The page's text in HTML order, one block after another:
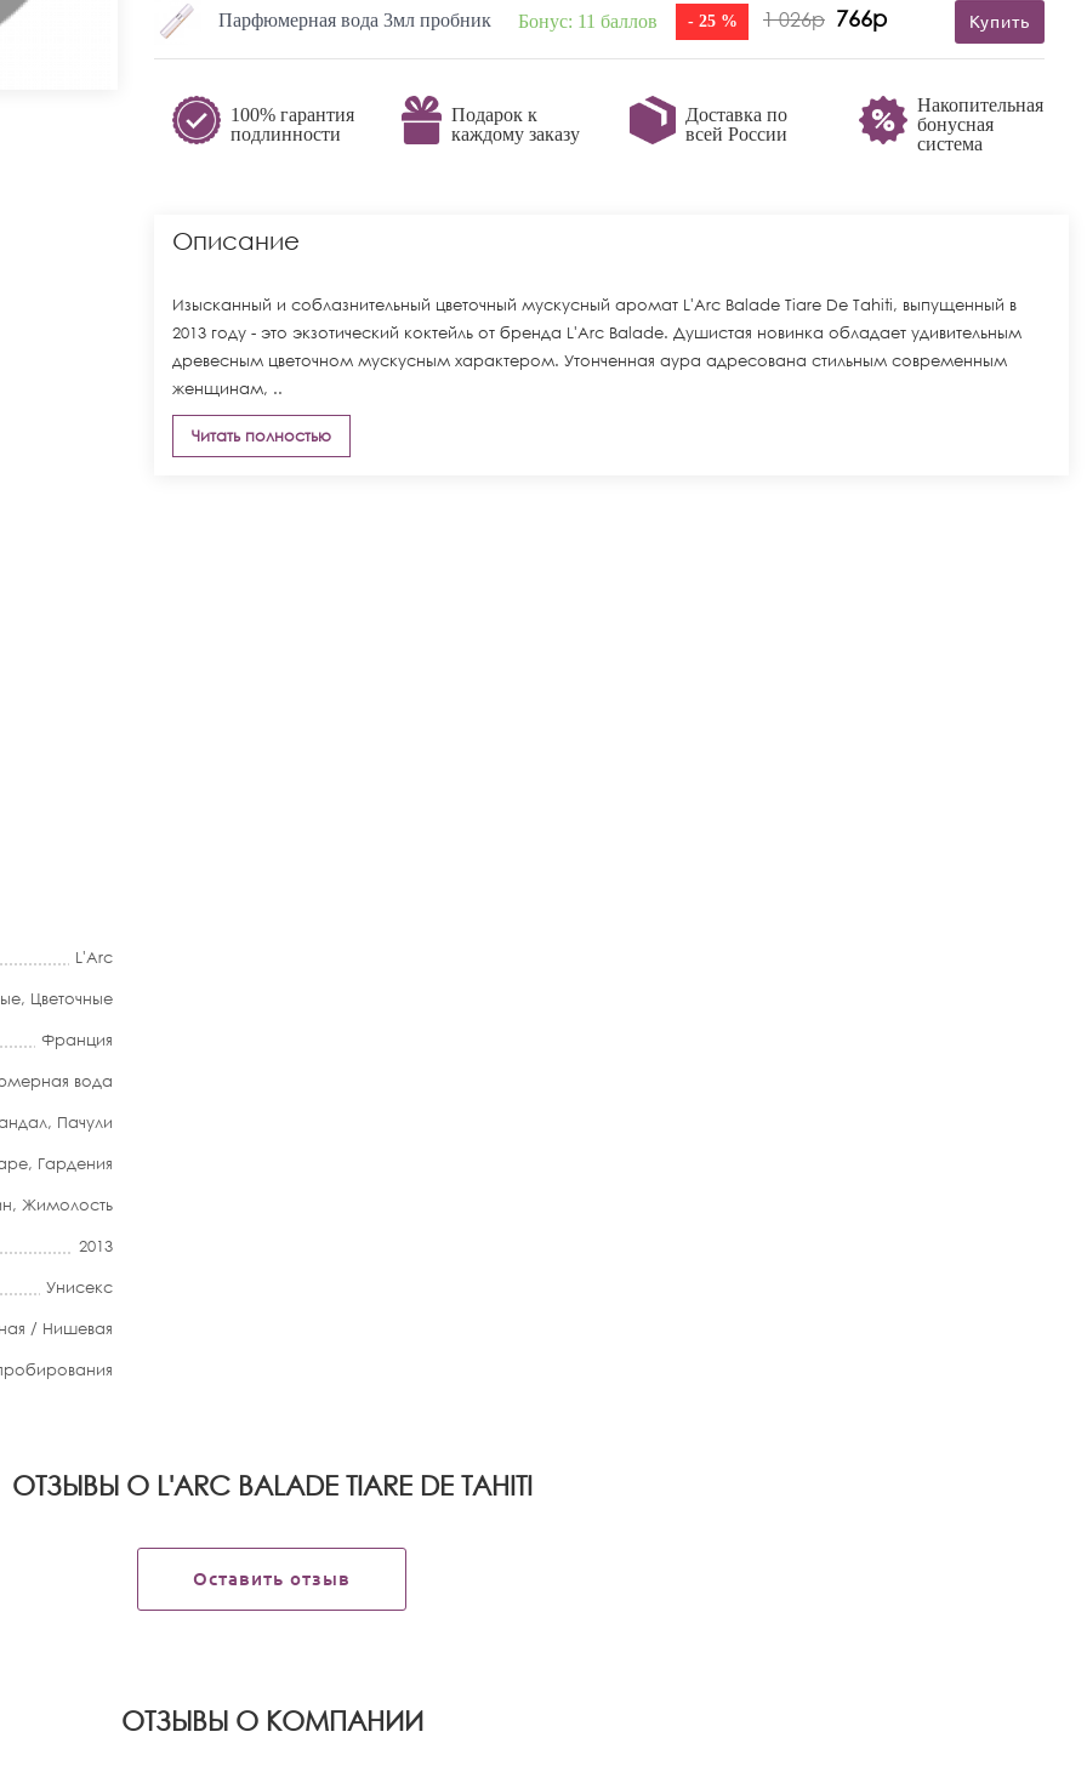
L'Arc
, Цветочные
Франция
вода
, Пачули
, Гардения
, Жимолость
2013
Унисекс
/ Нишевая
Парфюмерная вода 3мл пробник Бонус: 11 баллов - 25 % 1 026р 766р Купить
100% гарантия
подлинности
Подарок к
каждому заказу
Доставка по
всей России
Накопительная
бонусная
система
Описание
Изысканный и соблазнительный цветочный мускусный аромат L'Arc Balade Tiare De Tahiti, выпущенный в
2013 году - это экзотический коктейль от бренда L'Arc Balade. Душистая новинка обладает удивительным
древесным цветочном мускусным характером. Утонченная аура адресована стильным современным
женщинам, ..
Читать полностью
ОТЗЫВЫ О L'ARC BALADE TIARE DE TAHITI
Оставить отзыв
OТЗЫВЫ О КОМПАНИИ